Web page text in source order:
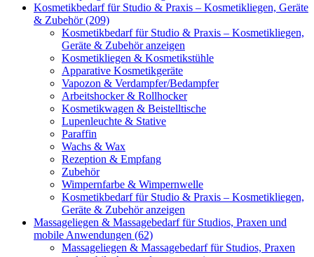
Kosmetikbedarf für Studio & Praxis – Kosmetikliegen, Geräte
& Zubehör (209)
Kosmetikbedarf für Studio & Praxis – Kosmetikliegen,
Geräte & Zubehör anzeigen
Kosmetikliegen & Kosmetikstühle
Apparative Kosmetikgeräte
Vapozon & Verdampfer/Bedampfer
Arbeitshocker & Rollhocker
Kosmetikwagen & Beistelltische
Lupenleuchte & Stative
Paraffin
Wachs & Wax
Rezeption & Empfang
Zubehör
Wimpernfarbe & Wimpernwelle
Kosmetikbedarf für Studio & Praxis – Kosmetikliegen,
Geräte & Zubehör anzeigen
Massageliegen & Massagebedarf für Studios, Praxen und
mobile Anwendungen (62)
Massageliegen & Massagebedarf für Studios, Praxen